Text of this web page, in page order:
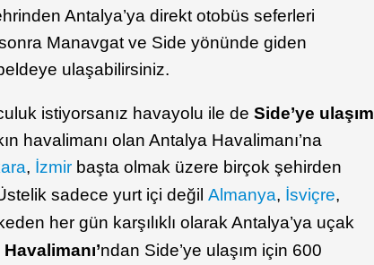
Antalya’ya direkt otobüs seferleri
Manavgat ve Side yönünde giden
ulaşabilirsiniz.
istiyorsanız havayolu ile deSide’ye ulaşım
havalimanı olan Antalya Havalimanı’na
, İzmir başta olmak üzere birçok şehirden
sadece yurt içi değilAlmanya, İsviçre,
her gün karşılıklı olarak Antalya’ya uçak
ndan Side’ye ulaşım için 600